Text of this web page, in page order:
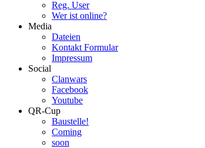
Reg. User
Wer ist online?
Media
Dateien
Kontakt Formular
Impressum
Social
Clanwars
Facebook
Youtube
QR-Cup
Baustelle!
Coming
soon